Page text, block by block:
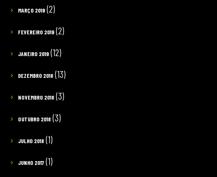
MARÇO 2019(2)
FEVEREIRO 2019(2)
JANEIRO 2019(12)
DEZEMBRO 2018(13)
NOVEMBRO 2018(3)
OUTUBRO 2018(3)
JULHO 2018(1)
JUNHO 2017(1)